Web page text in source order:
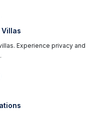
kiralık villalar
ister orman
Fethiye
mesafelerde,
villa veya
tercih eden
restoranlar,
Villas
Experience privacy and